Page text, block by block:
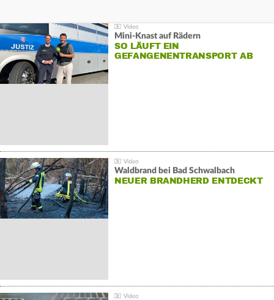
Mini-Knast auf Rädern
SO LÄUFT EIN
GEFANGENENTRANSPORT AB
Waldbrand bei Bad Schwalbach
NEUER BRANDHERD ENTDECKT